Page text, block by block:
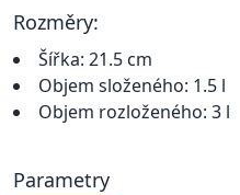
Rozměry:
Šířka: 21.5 cm
Objem složeného: 1.5 l
Objem rozloženého: 3 l
Parametry